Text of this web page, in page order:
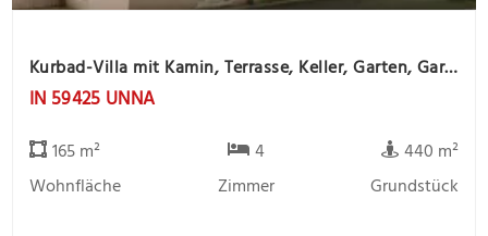
Kurbad-Villa mit Kamin, Terrasse, Keller, Garten, Garage und Gartenhaus
IN 59425 UNNA
165 m²
Wohnfläche
4
Zimmer
440 m²
Grundstück